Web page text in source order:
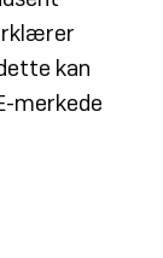
kan
merkede